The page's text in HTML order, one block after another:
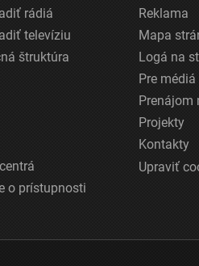
rádiá
televíziu
štruktúra
o prístupnosti
Reklama
Mapa
Logá na
Pre médiá
Prenájom
Projekty
Kontakty
Upraviť